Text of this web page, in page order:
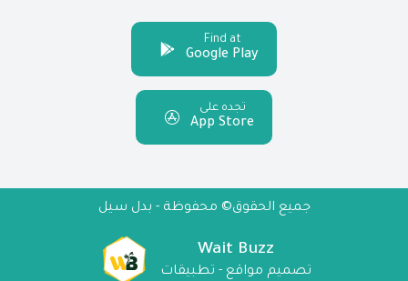
Find at
Google Play
تجده على
App Store
جميع الحقوق© محفوظة - بدل سيل
Wait Buzz
تصميم مواقع - تطبيقات